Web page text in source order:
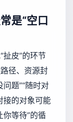
是“空口
扯皮”的环节
径、资源封
题”“随时对
接的对象可能
你等待”的循